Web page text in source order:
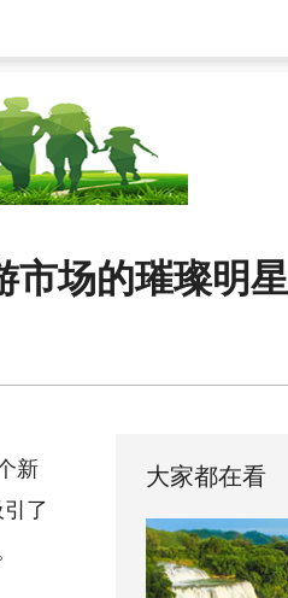
市场的璀璨明星
新
了
大家都在看